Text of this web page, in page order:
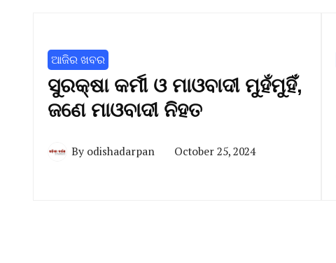
ଆଜିର ଖବର
ସୁରକ୍ଷା କର୍ମୀ ଓ ମାଓବାଦୀ ମୁହଁମୁହିଁ,
ଜଣେ ମାଓବାଦୀ ନିହତ
By odishadarpan October 25, 2024